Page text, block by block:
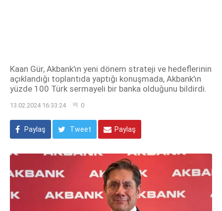
Kaan Gür, Akbank'ın yeni dönem strateji ve hedeflerinin
açıklandığı toplantıda yaptığı konuşmada, Akbank'ın
yüzde 100 Türk sermayeli bir banka olduğunu bildirdi.
13.02.2024 16:33:24 0
Paylaş Tweet Paylaş